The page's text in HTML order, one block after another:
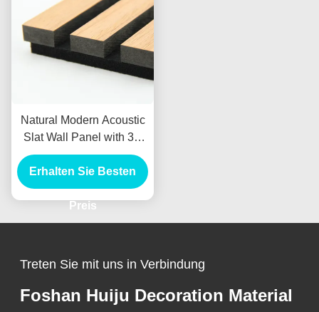
Natural Modern Acoustic
Slat Wall Panel with 3D
Model Design and
550kg/m3 Density for
Living Room Sound
Proofing
Erhalten Sie Besten
Preis
Treten Sie mit uns in Verbindung
Foshan Huiju Decoration Material